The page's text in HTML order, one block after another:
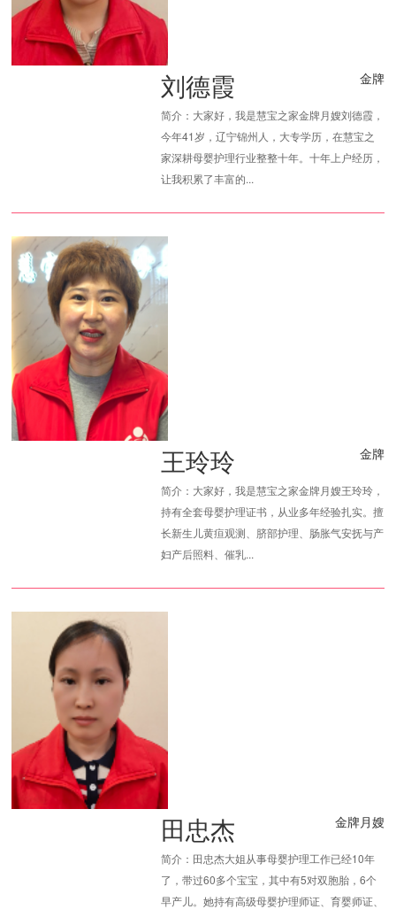
刘德霞 金牌
简介：大家好，我是慧宝之家金牌月嫂刘德霞，
今年41岁，辽宁锦州人，大专学历，在慧宝之
家深耕母婴护理行业整整十年。十年上户经历，
让我积累了丰富的...
王玲玲 金牌
简介：大家好，我是慧宝之家金牌月嫂王玲玲，
持有全套母婴护理证书，从业多年经验扎实。擅
长新生儿黄疸观测、脐部护理、肠胀气安抚与产
妇产后照料、催乳...
田忠杰 金牌月嫂
简介：田忠杰大姐从事母婴护理工作已经10年
了，带过60多个宝宝，其中有5对双胞胎，6个
早产儿。她持有高级母婴护理师证、育婴师证、